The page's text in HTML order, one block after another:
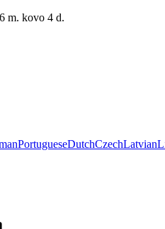
m. kovo 4 d.
PortugueseDutchCzechLatvian